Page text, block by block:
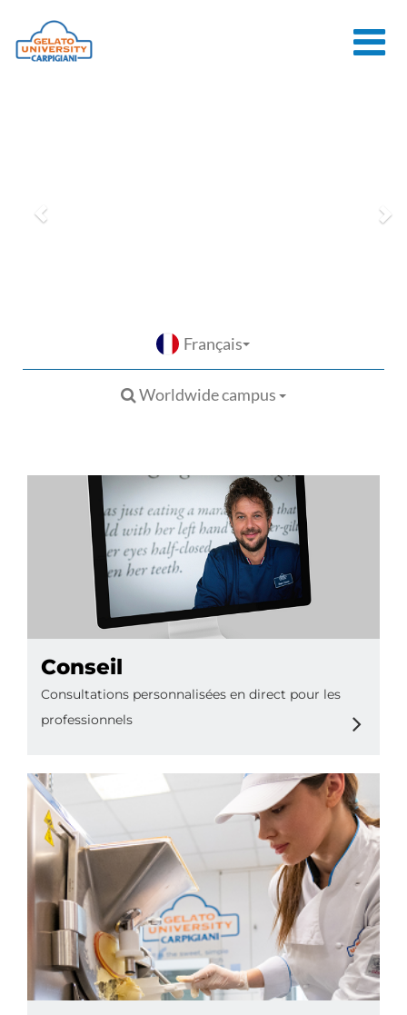
COURS
LOGIN
Français
Worldwide campus
Conseil
Consultations personnalisées en direct pour les
professionnels